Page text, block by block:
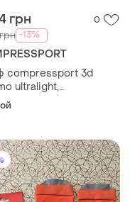
грн 0
-13%
compressport 3d
ultralight,
headtube,